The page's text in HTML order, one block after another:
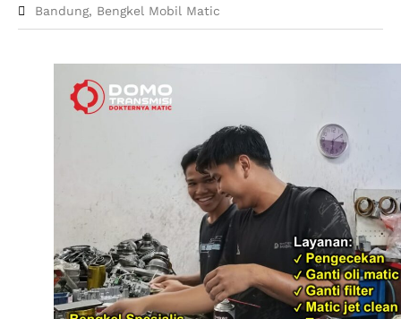
Bandung, Bengkel Mobil Matic